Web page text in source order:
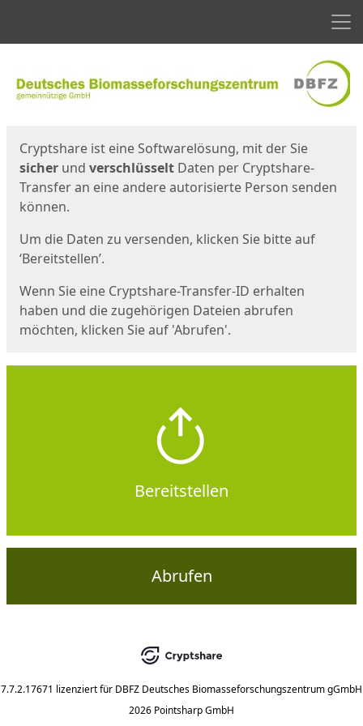
Cryptshare ist eine Softwarelösung, mit der Sie
sicher und verschlüsselt Daten per Cryptshare-
Transfer an eine andere autorisierte Person senden
können.
Um die Daten zu versenden, klicken Sie bitte auf
‘Bereitstellen’.
Wenn Sie eine Cryptshare-Transfer-ID erhalten
haben und die zugehörigen Dateien abrufen
möchten, klicken Sie auf 'Abrufen'.
Bereitstellen
Abrufen
7.7.2.17671 lizenziert für DBFZ Deutsches Biomasseforschungszentrum gGmbH
2026 Pointsharp GmbH